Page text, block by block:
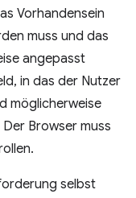
Vorhandensein
muss und das
angepasst
in das der Nutzer
möglicherweise
Browser muss
selbst